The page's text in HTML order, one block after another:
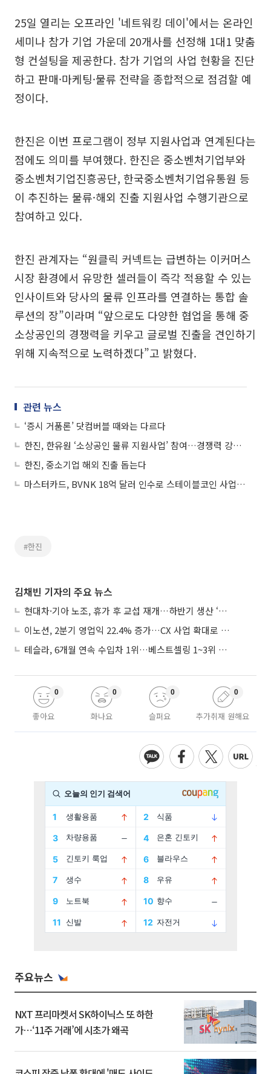
25일 열리는 오프라인 '네트워킹 데이'에서는 온라인
세미나 참가 기업 가운데 20개사를 선정해 1대1 맞춤
형 컨설팅을 제공한다. 참가 기업의 사업 현황을 진단
하고 판매·마케팅·물류 전략을 종합적으로 점검할 예
정이다.
한진은 이번 프로그램이 정부 지원사업과 연계된다는
점에도 의미를 부여했다. 한진은 중소벤처기업부와
중소벤처기업진흥공단, 한국중소벤처기업유통원 등
이 추진하는 물류·해외 진출 지원사업 수행기관으로
참여하고 있다.
한진 관계자는 “원클릭 커넥트는 급변하는 이커머스
시장 환경에서 유망한 셀러들이 즉각 적용할 수 있는
인사이트와 당사의 물류 인프라를 연결하는 통합 솔
루션의 장”이라며 “앞으로도 다양한 협업을 통해 중
소상공인의 경쟁력을 키우고 글로벌 진출을 견인하기
위해 지속적으로 노력하겠다”고 밝혔다.
관련 뉴스
‘증시 거품론’ 닷컴버블 때와는 다르다
한진, 한유원 ‘소상공인 물류 지원사업’ 참여…경쟁력 강화 돕는다
한진, 중소기업 해외 진출 돕는다
마스터카드, BVNK 18억 달러 인수로 스테이블코인 사업 본격 확장
#한진
김채빈 기자의 주요 뉴스
현대차·기아 노조, 휴가 후 교섭 재개…하반기 생산 ‘분수령’
이노션, 2분기 영업익 22.4% 증가…CX 사업 확대로 성장세 지속
테슬라, 6개월 연속 수입차 1위…베스트셀링 1~3위 싹쓸이
좋아요
0
화나요
0
슬퍼요
0
추가취재 원해요
0
주요뉴스
NXT 프리마켓서 SK하이닉스 또 하한
가⋯‘11주 거래’에 시초가 왜곡